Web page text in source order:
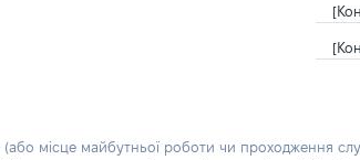
(або місце майбутньої роботи чи проходження